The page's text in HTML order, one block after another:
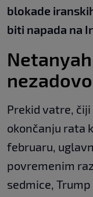
blokade
biti napada na
Prekid vatre,
okončanju rata
februaru,
povremenim
sedmice,